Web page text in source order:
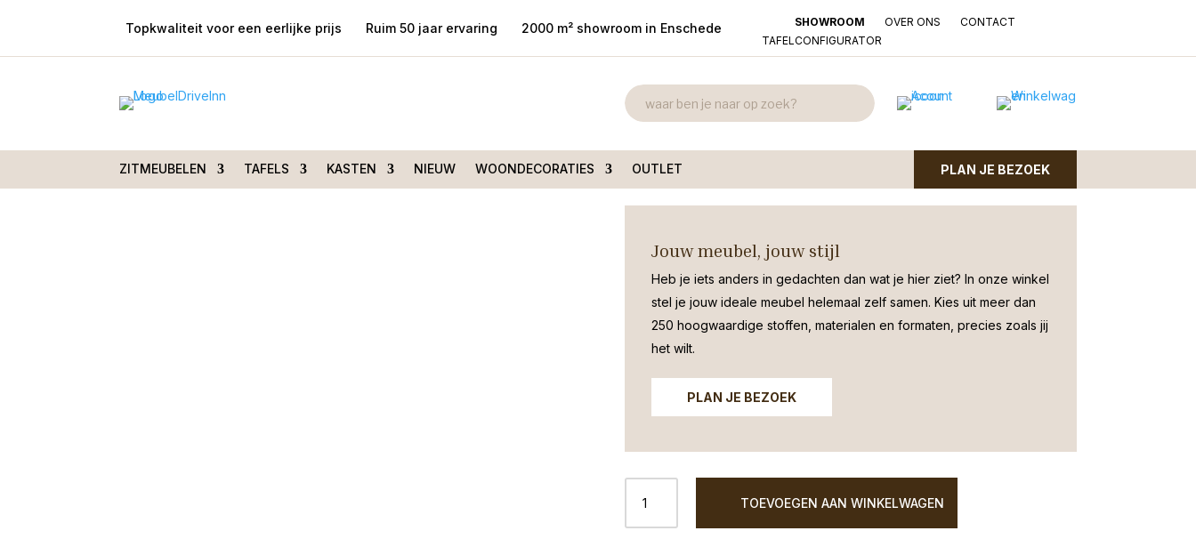
Topkwaliteit voor een eerlijke prijs Ruim 50 jaar ervaring 2000 m² showroom in Enschede SHOWROOM OVER ONS
CONTACT
TAFELCONFIGURATOR
ZITMEUBELEN TAFELS KASTEN NIEUW WOONDECORATIES OUTLET PLAN JE BEZOEK
Hengelo D30H70CM goud
D30H70CM goud
€175,00
Jouw meubel, jouw stijl
Heb je iets anders in gedachten dan wat je hier ziet? In onze winkel
stel je jouw ideale meubel helemaal zelf samen. Kies uit meer dan
250 hoogwaardige stoffen, materialen en formaten, precies zoals jij
het wilt.
PLAN JE BEZOEK
XXL
Vaas
TOEVOEGEN AAN WINKELWAGEN